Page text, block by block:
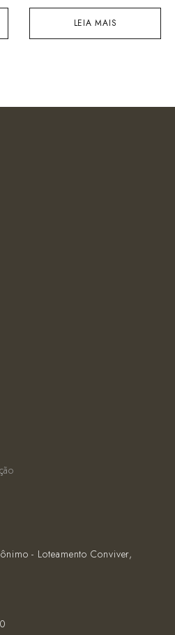
LEIA MAIS
- Loteamento Conviver,